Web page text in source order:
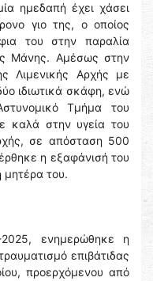
ημεδαπή έχει χάσει
γιο της, ο οποίος
του στην παραλία
Μάνης. Αμέσως στην
Λιμενικής Αρχής με
ιδιωτικά σκάφη, ενώ
Τμήμα του
καλά στην υγεία του
σε απόσταση 500
η εξαφάνισή του
μητέρα του.
ενημερώθηκε η
επιβάτιδας
προερχόμενου από